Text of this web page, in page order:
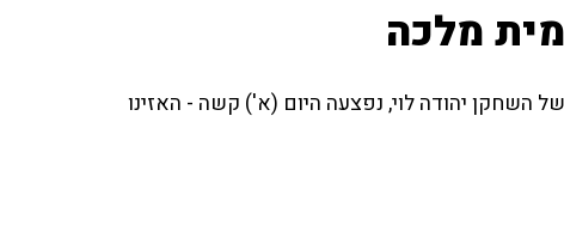
מלכה
השחקן יהודה לוי, נפצעה היום (א') קשה - האזינו